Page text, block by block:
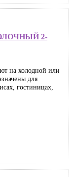
2-
на холодной или
для
гостиницах,